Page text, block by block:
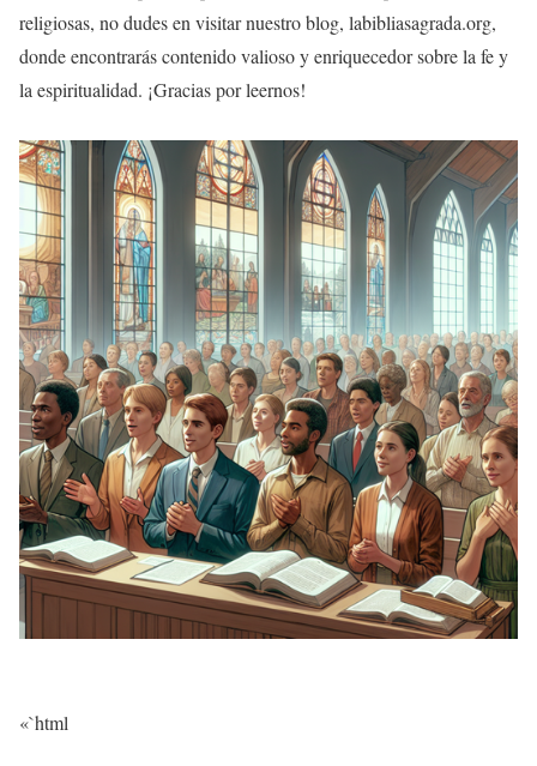
religiosas, no dudes en visitar nuestro blog, labibliasagrada.org,
donde encontrarás contenido valioso y enriquecedor sobre la fe y
la espiritualidad. ¡Gracias por leernos!
«`html